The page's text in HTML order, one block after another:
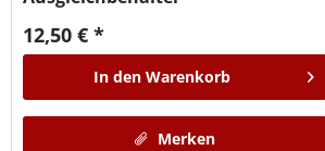
12,50 € *
In den Warenkorb
Merken